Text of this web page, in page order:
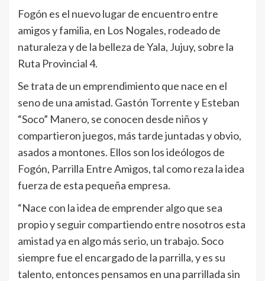
Fogón es el nuevo lugar de encuentro entre
amigos y familia, en Los Nogales, rodeado de
naturaleza y de la belleza de Yala, Jujuy, sobre la
Ruta Provincial 4.
Se trata de un emprendimiento que nace en el
seno de una amistad. Gastón Torrente y Esteban
“Soco” Manero, se conocen desde niños y
compartieron juegos, más tarde juntadas y obvio,
asados a montones. Ellos son los ideólogos de
Fogón, Parrilla Entre Amigos, tal como reza la idea
fuerza de esta pequeña empresa.
“Nace con la idea de emprender algo que sea
propio y seguir compartiendo entre nosotros esta
amistad ya en algo más serio, un trabajo. Soco
siempre fue el encargado de la parrilla, y es su
talento, entonces pensamos en una parrillada sin